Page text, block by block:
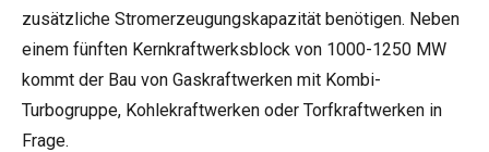
zusätzliche Stromerzeugungskapazität benötigen. Neben
einem fünften Kernkraftwerksblock von 1000-1250 MW
kommt der Bau von Gaskraftwerken mit Kombi-
Turbogruppe, Kohlekraftwerken oder Torfkraftwerken in
Frage.